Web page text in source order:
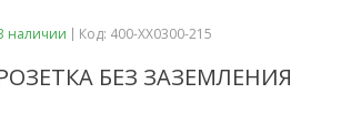
наличии Код: 400-XX0300-215
БЕЗ ЗАЗЕМЛЕНИЯ